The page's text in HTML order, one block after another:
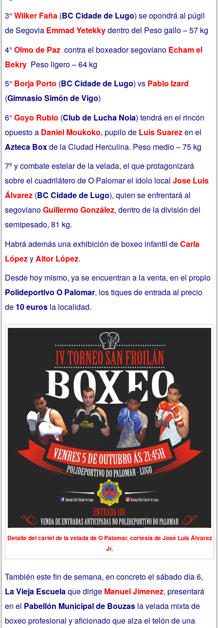
3°Wilker Faña (BC Cidade de Lugo) se opondrá al púgil
de Segovia Emmad Yetekkydentro del Peso gallo – 57 kg
4°Olmo de Paz contra el boxeador segoviano Echam el
Bekry Peso ligero – 64 kg
5° Borja Porto (BC Cidade de Lugo) vs Pablo Izard
(Gimnasio Simón de Vigo)
6°Goyo Rubio (Club de Lucha Noia) tendrá en el rincón
opuesto a Daniel Moukoko, pupilo de Luis Suarezen el
Azteca Boxde la Ciudad Herculina. Peso medio – 75 kg
7º y combate estelar de la velada, el que protagonizará
sobre el cuadrilátero de O Palomar el ídolo localJose Luis
Álvarez (BC Cidade de Lugo), quien se enfrentará al
segovianoGuillermo González, dentro de la división del
semipesado, 81 kg.
Habrá además una exhibición de boxeo infantil deCarla
LópezyAitor López.
Desde hoy mismo, ya se encuentran a la venta, en el propio
Polideportivo O Palomar, los tiques de entrada al precio
de 10 euros la localidad.
Detalle del cartel de la velada de O Palomar, cortesía de José Luis Álvarez
Jr.
También este fin de semana, en concreto el sábado día 6,
La Vieja Escuelaque dirige Manuel Jimenez, presentará
en el Pabellón Municipal de Bouzas la velada mixta de
boxeo profesional y aficionado que alza el telón de una